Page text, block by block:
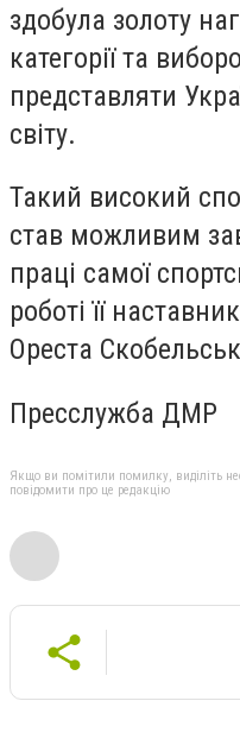
здобула золоту
категорії та
представляти
світу.
Такий високий
став можливим
праці самої
роботі її
Ореста
Пресслужба ДМР
Якщо ви помітили помилку, виділіть
повідомити про це редакцію